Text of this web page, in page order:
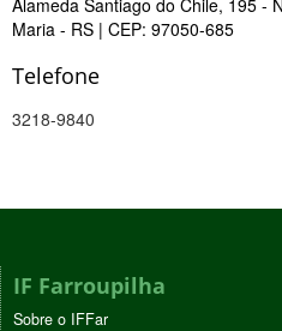
Alameda Santiago do Chile, 195 -
Maria - RS | CEP: 97050-685
Telefone
3218-9840
IF Farroupilha
Sobre o IFFar